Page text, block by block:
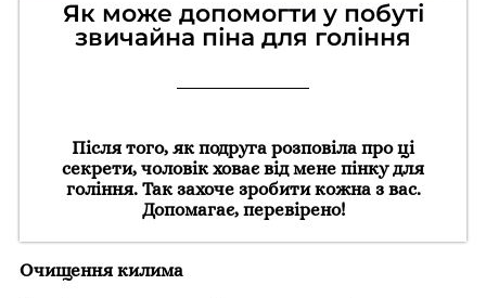
Як може допомогти у побуті
звичайна піна для гоління
Після того, як подруга розповіла про ці
секрети, чоловік ховає від мене пінку для
гоління. Так захоче зробити кожна з вас.
Допомагає, перевірено!
Очищення килима